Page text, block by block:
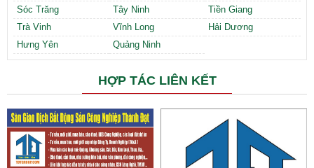
Sóc Trăng
Tây Ninh
Tiền Giang
Trà Vinh
Vĩnh Long
Hải Dương
Hưng Yên
Quảng Ninh
HỢP TÁC LIÊN KẾT